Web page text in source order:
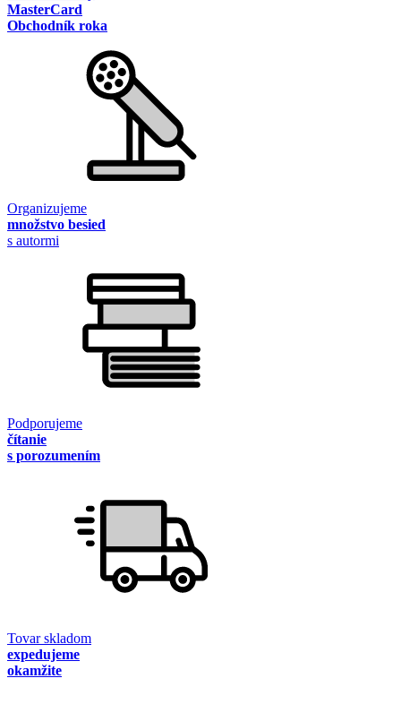
MasterCard
Obchodník roka
Organizujeme
množstvo besied
s autormi
Podporujeme
čítanie
s porozumením
Tovar skladom
expedujeme
okamžite